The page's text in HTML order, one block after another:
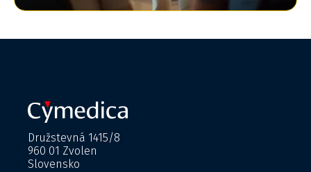
Družstevná 1415/8
960 01 Zvolen
Slovensko